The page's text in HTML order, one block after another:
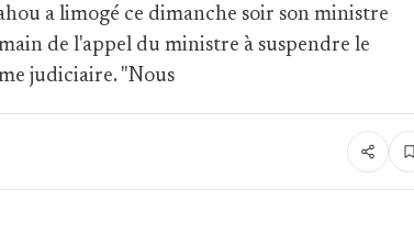
a limogé ce dimanche soir son ministre
de l'appel du ministre à suspendre le
judiciaire. "Nous